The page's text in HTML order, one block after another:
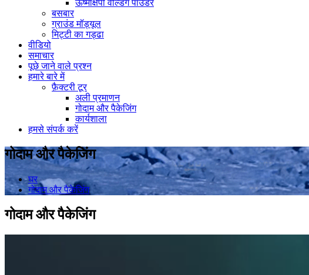
ऊष्माक्षेपी वेल्डिंग पाउडर
बसबार
ग्राउंड मॉड्यूल
मिट्टी का गड्ढा
वीडियो
समाचार
पूछे जाने वाले प्रश्न
हमारे बारे में
फ़ैक्टरी टूर
अली प्रमाणन
गोदाम और पैकेजिंग
कार्यशाला
हमसे संपर्क करें
गोदाम और पैकेजिंग
घर
गोदाम और पैकेजिंग
गोदाम और पैकेजिंग